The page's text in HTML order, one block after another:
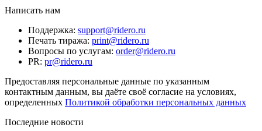
Написать нам
Поддержка: support@ridero.ru
Печать тиража: print@ridero.ru
Вопросы по услугам: order@ridero.ru
PR: pr@ridero.ru
Предоставляя персональные данные по указанным
контактным данным, вы даёте своё согласие на условиях,
определенных Политикой обработки персональных данных
Последние новости